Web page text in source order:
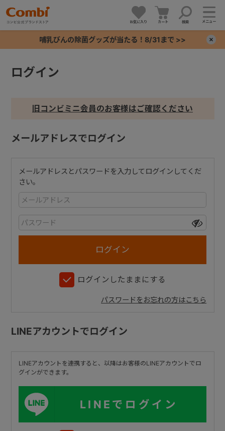
お気に入り カート 検索 メニュー
哺乳びんの除菌グッズが当たる！8/31まで >>
ログイン
旧コンビミニ会員のお客様はご確認ください
メールアドレスでログイン
メールアドレスとパスワードを入力してログインしてくだ
さい。
ログインしたままにする
パスワードをお忘れの方はこちら
LINEアカウントでログイン
LINEアカウントを連携すると、以降はお客様のLINEアカウントでロ
グインができます。
LINEでログイン